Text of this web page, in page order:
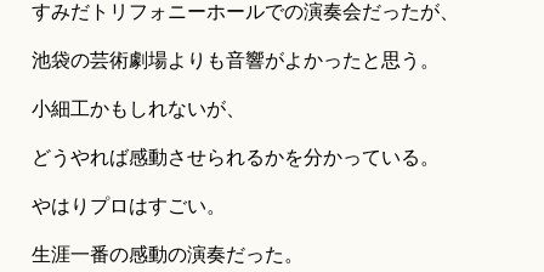
すみだトリフォニーホールでの演奏会だったが、
池袋の芸術劇場よりも音響がよかったと思う。
小細工かもしれないが、
どうやれば感動させられるかを分かっている。
やはりプロはすごい。
生涯一番の感動の演奏だった。